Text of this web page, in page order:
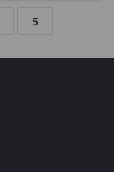
5